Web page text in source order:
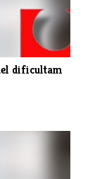
dificultam